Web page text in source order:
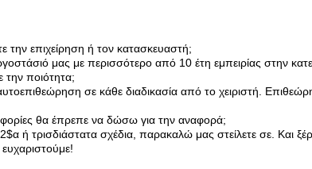
την επιχείρηση ή τον κατασκευαστή;
μας με περισσότερο από 10 έτη εμπειρίας στην
την ποιότητα;
σε κάθε διαδικασία από το χειριστή.
θα έπρεπε να δώσω για την αναφορά;
ή τρισδιάστατα σχέδια, παρακαλώ μας στείλετε σε. Και